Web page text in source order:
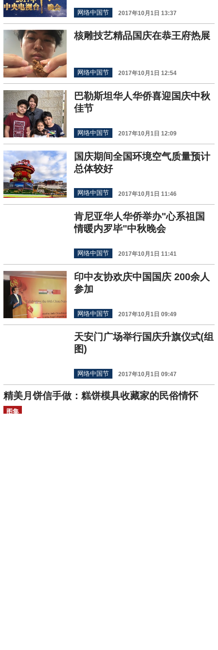
网络中国节 2017年10月1日 13:37
核雕技艺精品国庆在恭王府热展
网络中国节 2017年10月1日 12:54
巴勒斯坦华人华侨喜迎国庆中秋
佳节
网络中国节 2017年10月1日 12:09
国庆期间全国环境空气质量预计
总体较好
网络中国节 2017年10月1日 11:46
肯尼亚华人华侨举办"心系祖国
情暖内罗毕"中秋晚会
网络中国节 2017年10月1日 11:41
印中友协欢庆中国国庆 200余人
参加
网络中国节 2017年10月1日 09:49
天安门广场举行国庆升旗仪式(组
图)
网络中国节 2017年10月1日 09:47
精美月饼信手做：糕饼模具收藏家的民俗情怀
图集